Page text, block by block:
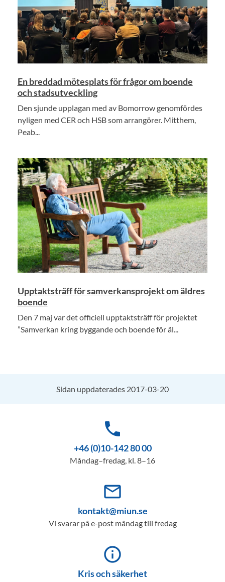
En breddad mötesplats för frågor om boende
och stadsutveckling
Den sjunde upplagan med av Bomorrow genomfördes
nyligen med CER och HSB som arrangörer. Mitthem,
Peab...
Upptaktsträff för samverkansprojekt om äldres
boende
Den 7 maj var det officiell upptaktsträff för projektet
”Samverkan kring byggande och boende för äl...
Sidan uppdaterades 2017-03-20
phone
+46 (0)10-142 80 00
Måndag–fredag, kl. 8–16
mail_outline
kontakt@miun.se
Vi svarar på e-post måndag till fredag
info_outline
Kris och säkerhet